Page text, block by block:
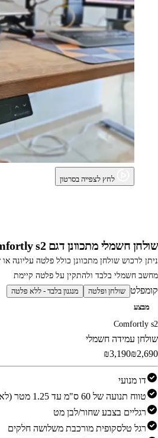
לחץ לצפייה בסרטון
שולחן חשמלי מתכוונן דגם Comfortly s2
ניתן לרכוש שולחן מתכוונן כולל פלטה עליונה
מחשב חשמלי בלבד ולהתקין על פלטה קיימת
קומפלט שולחן ופלטה
מנגנון בלבד - ללא פלטה
מבצע
Comfortly s2
שולחן עמידה חשמלי
‎₪3,190‎‎₪2,690‎
דו מנועי
טווח תנועה של 60 ס"מ עד 1.25 מטר (לא כולל עובי הפלטה)
רגליים בצבע שחור/לבן מט
רגל טלסקופית מורכבת משלושה חלקים